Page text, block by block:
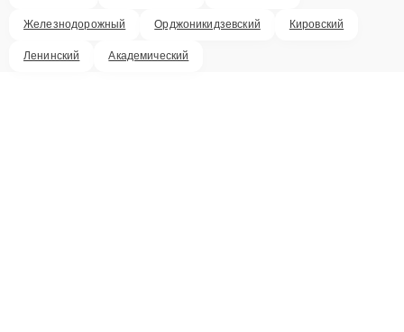
Железнодорожный Орджоникидзевский Кировский
Ленинский Академический